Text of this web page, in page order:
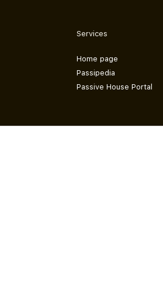
Services
Home page
Passipedia
Passive House Portal